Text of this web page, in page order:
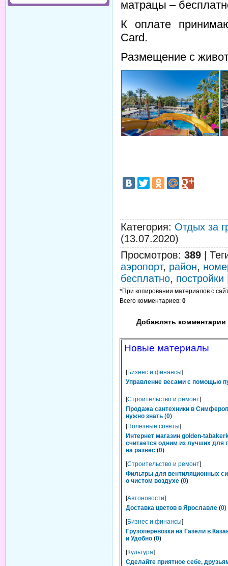
матрацы –
К оплате
Card.
Размещение с
Категория: Отдых за
(13.07.2020)
Просмотров: 389
аэропорт, район,
бесплатно, постройки
*При копировании материалов с
Всего комментариев: 0
Добавлять комментарии
Новые материалы
[Бизнес и финансы]
Управление весами с помощью
[Строительство и ремонт]
Продажа сантехники в
нужно знать (0)
[Полезные советы]
Интернет магазин golden-
считается одним из лучших для
на развес (0)
[Строительство и ремонт]
Фильтры для вентиляционных
о чистом воздухе (0)
[Автоновости]
Доставка цветов в Ярославле (0)
[Бизнес и финансы]
Грузоперевозки на Газели в
и Удобно (0)
[Культура]
Сделайте приятное себе,